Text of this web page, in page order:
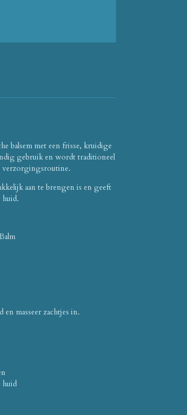
balsem met een frisse, kruidige
gebruik en wordt traditioneel
verzorgingsroutine.
aan te brengen is en geeft
huid.
masseer zachtjes in.
huid